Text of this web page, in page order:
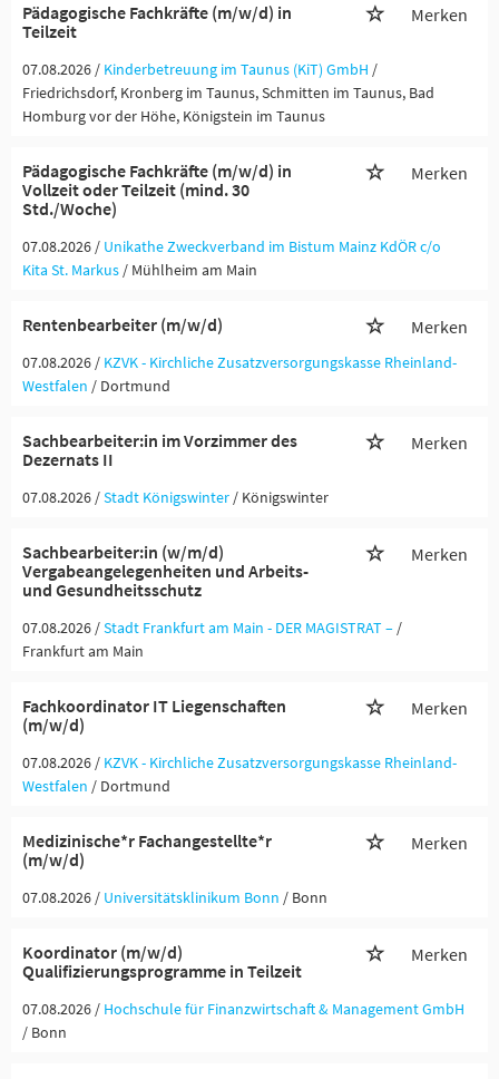
Pädagogische Fachkräfte (m/w/d) in
Teilzeit
Merken
07.08.2026 / Kinderbetreuung im Taunus (KiT) GmbH /
Friedrichsdorf, Kronberg im Taunus, Schmitten im Taunus, Bad
Homburg vor der Höhe, Königstein im Taunus
Pädagogische Fachkräfte (m/w/d) in
Vollzeit oder Teilzeit (mind. 30
Std./Woche)
Merken
07.08.2026 / Unikathe Zweckverband im Bistum Mainz KdÖR c/o
Kita St. Markus / Mühlheim am Main
Rentenbearbeiter (m/w/d) Merken
07.08.2026 / KZVK - Kirchliche Zusatzversorgungskasse Rheinland-
Westfalen / Dortmund
Sachbearbeiter:in im Vorzimmer des
Dezernats II
Merken
07.08.2026 /Stadt Königswinter / Königswinter
Sachbearbeiter:in (w/m/d)
Vergabeangelegenheiten und Arbeits-
und Gesundheitsschutz
Merken
07.08.2026 /Stadt Frankfurt am Main - DER MAGISTRAT – /
Frankfurt am Main
Fachkoordinator IT Liegenschaften
(m/w/d)
Merken
07.08.2026 / KZVK - Kirchliche Zusatzversorgungskasse Rheinland-
Westfalen / Dortmund
Medizinische*r Fachangestellte*r
(m/w/d)
Merken
07.08.2026 / Universitätsklinikum Bonn / Bonn
Koordinator (m/w/d)
Qualifizierungsprogramme in Teilzeit
Merken
07.08.2026 / Hochschule für Finanzwirtschaft & Management GmbH
/ Bonn